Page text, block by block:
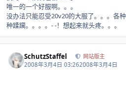
唯一的一个好服啊。。。
没办法只能忍受20v20的大服了。。。各
种蹂躏。。。。- -！想起来就头疼。。。
SchutzStaffel 网站版主
2008年3月4日 03:262008年3月4日